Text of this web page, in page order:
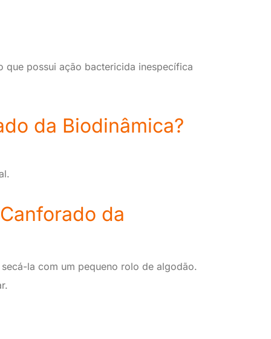
que possui ação bactericida inespecífica
da Biodinâmica?
da
la com um pequeno rolo de algodão.